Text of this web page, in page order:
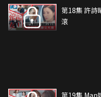
第18集 許詩
滾